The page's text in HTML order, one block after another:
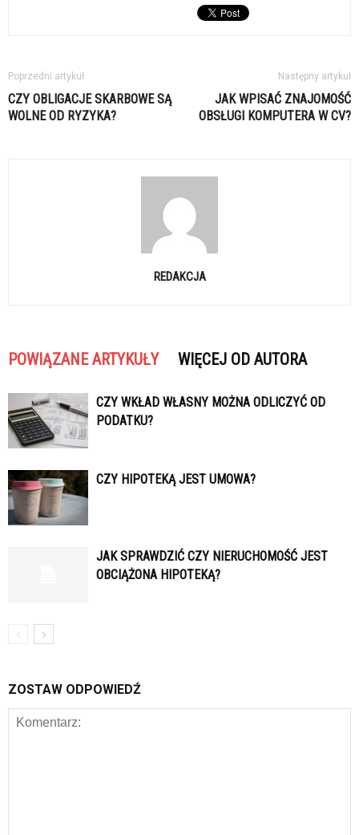
Poprzedni artykuł
CZY OBLIGACJE SKARBOWE SĄ
WOLNE OD RYZYKA?
Następny artykuł
JAK WPISAĆ ZNAJOMOŚĆ
OBSŁUGI KOMPUTERA W CV?
REDAKCJA
POWIĄZANE ARTYKUŁY WIĘCEJ OD AUTORA
CZY WKŁAD WŁASNY MOŻNA ODLICZYĆ OD
PODATKU?
CZY HIPOTEKĄ JEST UMOWA?
JAK SPRAWDZIĆ CZY NIERUCHOMOŚĆ JEST
OBCIĄŻONA HIPOTEKĄ?
ZOSTAW ODPOWIEDŹ